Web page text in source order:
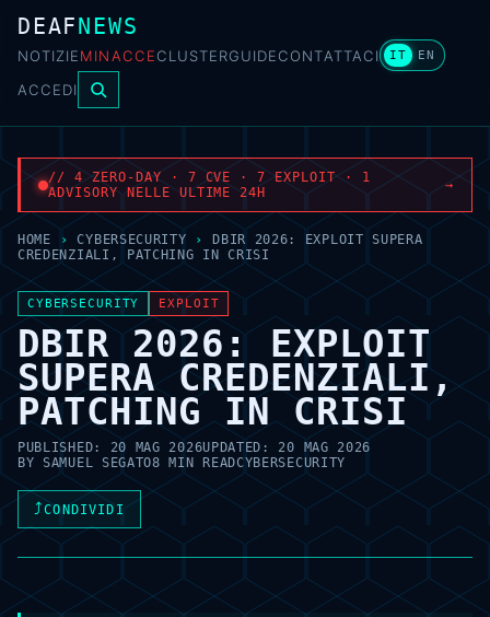
DEAFNEWS
NOTIZIEMINACCECLUSTERGUIDECONTATTACI IT EN
ACCEDI
// 4 ZERO-DAY · 7 CVE · 7 EXPLOIT · 1
ADVISORY NELLE ULTIME 24H
→
HOME › CYBERSECURITY ›
DBIR 2026: EXPLOIT SUPERA
CREDENZIALI, PATCHING IN CRISI
CYBERSECURITY EXPLOIT
DBIR 2026: EXPLOIT
SUPERA CREDENZIALI,
PATCHING IN CRISI
PUBLISHED: 20 MAG 2026UPDATED: 20 MAG 2026
BY SAMUEL SEGATO8 MIN READCYBERSECURITY
⤴CONDIVIDI